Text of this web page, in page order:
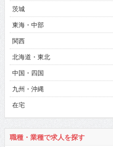
茨城
東海・中部
関西
北海道・東北
中国・四国
九州・沖縄
在宅
職種・業種で求人を探す